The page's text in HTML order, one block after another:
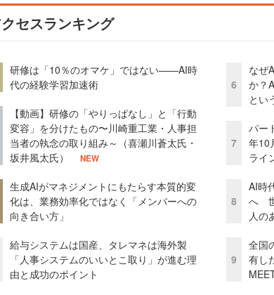
セスランキング
研修は「10％のオマケ」ではない——AI時
代の経験学習加速術
【動画】研修の「やりっぱなし」と「行動
変容」を分けたもの〜川崎重工業・人事担
当者の執念の取り組み～（喜瀬川蒼太氏・
坂井風太氏）
NEW
生成AIがマネジメントにもたらす本質的変
化は、業務効率化ではなく「メンバーへの
向き合い方」
給与システムは国産、タレマネは海外製
「人事システムのいいとこ取り」が進む理
由と成功のポイント
6
なぜ
か？
とい
7
パー
年10
ライ
8
AI時
へ
人の
9
全国
有し